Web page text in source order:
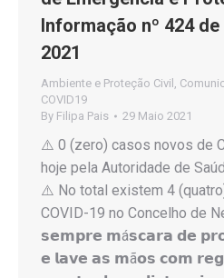
Informação nº 424
2021
Ambiente e Proteção Civil
COVID19
By Filipa Pais 29 Maio 2021
⚠️ 0 (zero) casos novos de
hoje pela Autoridade de
⚠️ No total existem 4
COVID-19 no Concelho de
𝘀𝗲𝗺𝗽𝗿𝗲 𝗺á𝘀𝗰𝗮𝗿𝗮 𝗱𝗲
𝗲 𝗹𝗮𝘃𝗲 𝗮𝘀 𝗺ã𝗼𝘀 𝗰𝗼𝗺